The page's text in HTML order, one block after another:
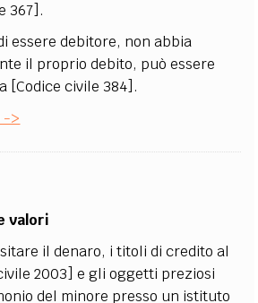
367].
essere debitore, non abbia
il proprio debito, può essere
[Codice civile 384].
->
valori
il denaro, i titoli di credito al
2003] e gli oggetti preziosi
del minore presso un istituto